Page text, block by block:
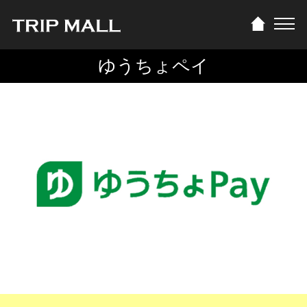
ゆうちょペイ